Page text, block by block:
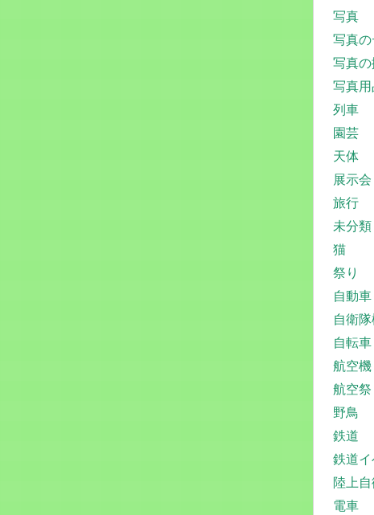
写真
写真
写真
写真用
列車
園芸
天体
展示会
旅行
未分類
猫
祭り
自動車
自衛
自転車
航空機
航空祭
野鳥
鉄道
鉄道イ
陸上
電車